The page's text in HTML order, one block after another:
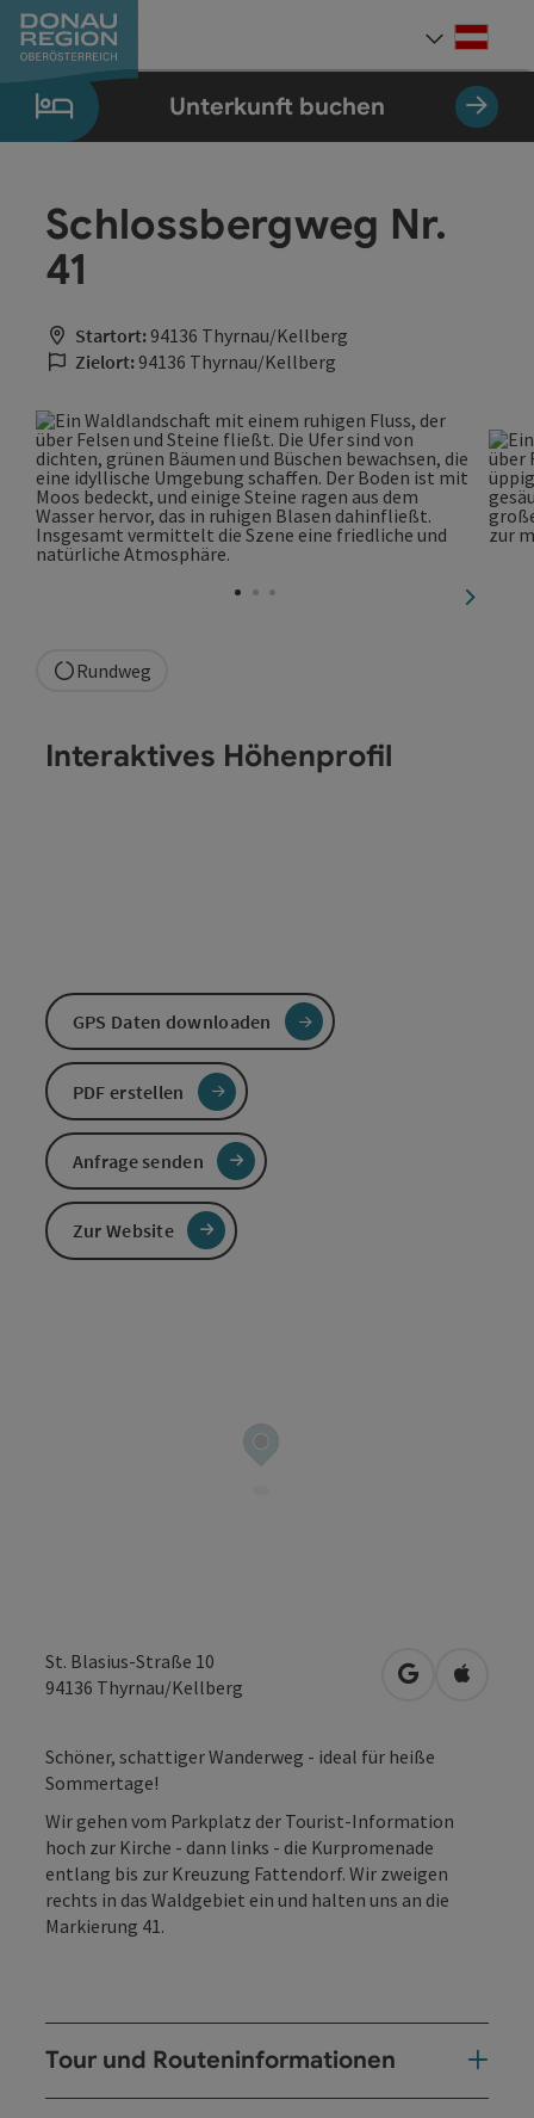
Zum Inhalt
Zur Navigation
Zum Seitenanfang
Zur Kontaktseite
Zum Impressum
Zur Startseite
Unterkunft buchen
Schlossbergweg Nr.
41
Startort: 94136 Thyrnau/Kellberg
Zielort: 94136 Thyrnau/Kellberg
Rundweg
St. Blasius-Straße 10
94136 Thyrnau/Kellberg in Google
in
Schöner, schattiger Wanderweg - ideal für heiße
Sommertage!
Wir gehen vom Parkplatz der Tourist-Information
hoch zur Kirche - dann links - die Kurpromenade
entlang bis zur Kreuzung Fattendorf. Wir zweigen
rechts in das Waldgebiet ein und halten uns an die
Markierung 41.
Tour und Routeninformationen
Interaktives Höhenprofil
GPS Daten downloaden
PDF erstellen
Anfrage senden
Zur Website